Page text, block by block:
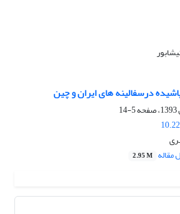
درسفالینه های ایران و چین
5-14
مقاله 2.95 M